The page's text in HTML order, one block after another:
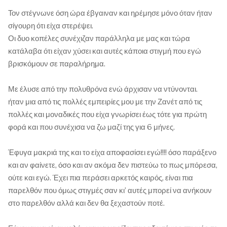
Τον στέγνωνε όση ώρα έβγαιναν και ηρέμησε μόνο όταν ήταν
σίγουρη ότι είχα στερέψει.
Οι δυο κοπέλες συνέχιζαν παράλληλα με μας και τώρα
κατάλαβα ότι είχαν χύσει και αυτές κάποια στιγμή που εγώ
βρισκόμουν σε παραλήρημα.
Με έλυσε από την πολυθρόνα ενώ άρχισαν να ντύνονται.
ήταν μια από τις πολλές εμπειρίες μου με την Ζανέτ από τις
πολλές και μοναδικές που είχα γνωρίσει έως τότε για πρώτη
φορά και που συνέχισα να ζω μαζί της για 6 μήνες.
Έφυγα μακριά της και το είχα αποφασίσει εγώ!!!! όσο παράξενο
και αν φαίνετε, όσο και αν ακόμα δεν πιστεύω το πως μπόρεσα,
ούτε και εγώ. Έχει πια περάσει αρκετός καιρός, είναι πια
παρελθόν που όμως στιγμές σαν κι’ αυτές μπορεί να ανήκουν
στο παρελθόν αλλά και δεν θα ξεχαστούν ποτέ.